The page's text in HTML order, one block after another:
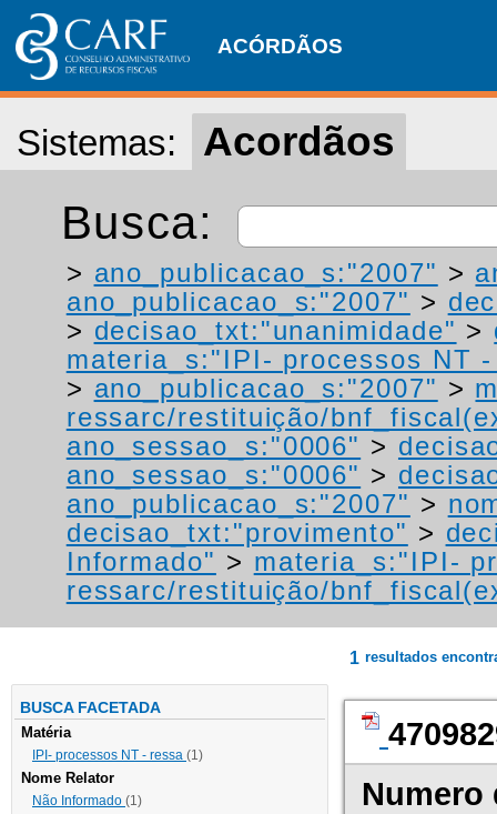
ACÓRDÃOS
Sistemas: Acordãos
Busca:
> ano_publicacao_s:"2007" >
ano_publicacao_s:"2007" >
> decisao_txt:"unanimidade" >
materia_s:"IPI- processos NT
> ano_publicacao_s:"2007" >
ressarc/restituição/
ano_sessao_s:"0006" >
ano_sessao_s:"0006" >
ano_publicacao_s:"2007" >
decisao_txt:"provimento" >
Informado" > materia_s:"IPI-
ressarc/restituição/
BUSCA FACETADA
Matéria
IPI- processos NT - ressa (1)
Nome Relator
Não Informado (1)
1 resultados
Numero